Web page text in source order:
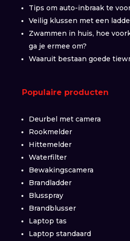
Tips om auto-inbraak te
Veilig klussen met een
Zwammen in huis, hoe
ga je ermee om?
Waaruit bestaan goede
Populaire producten
Deurbel met camera
Rookmelder
Hittemelder
Waterfilter
Bewakingscamera
Brandladder
Blusspray
Brandblusser
Laptop tas
Laptop standaard